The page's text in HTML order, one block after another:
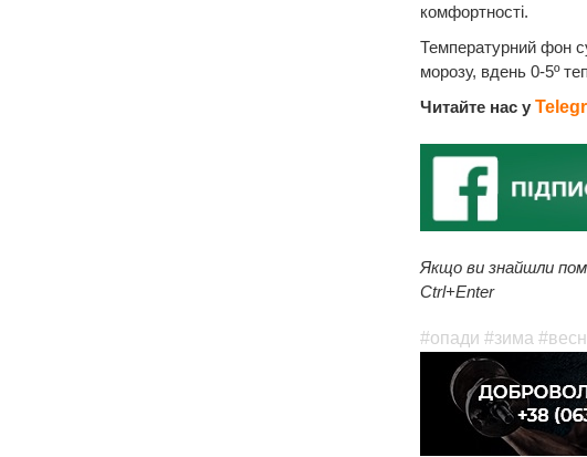
комфортності.
Температурний фон
морозу, вдень 0-5º
Читайте нас у
Якщо ви знайшли
Ctrl+Enter
#опади #зима